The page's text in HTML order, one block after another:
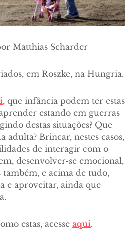
Matthias Scharder
em Roszke, na Hungria.
, que infância podem ter estas
estando em guerras
destas situações? Que
adulta? Brincar, nestes casos,
de interagir com o
desenvolver-se emocional,
também, e acima de tudo,
e aproveitar, ainda que
estas, acesse aqui.